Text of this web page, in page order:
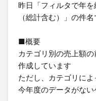
昨日「フィルタで年
（総計含む）」の件
■概要
カテゴリ別の売上額
作成しています
ただし、カテゴリによ
今年度のデータがな